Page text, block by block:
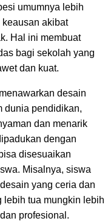
umumnya lebih
keausan akibat
Hal ini membuat
bagi sekolah yang
dan kuat.
desain
dunia pendidikan,
dan menarik
dengan
disesuaikan
Misalnya, siswa
yang ceria dan
lebih tua mungkin lebih
profesional.